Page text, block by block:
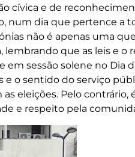
cívica e de
num dia que pertence a
não é apenas uma
lembrando que as leis e o
em sessão solene no Dia
o sentido do serviço
eleições. Pelo contrário,
e respeito pela